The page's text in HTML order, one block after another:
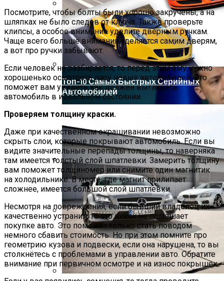
Пневмония В Китае: Число Погибших
Удвоилось
Названы Даты Встречи Зеленского И
Трампа
Зеленский Летит На Встречу С
Эрдоганом И Варфоломеем
Топ-10 Самых Быстрых Серийных
Автомобилей
Посмотрите, чтобы болты были хорошо закручены, а на
шляпках не было следов от ключа. Также проверьте
клипсы, а особое внимание уделите дверным ручкам.
Чаще всего больше внимания уделяется самим дверям,
а вот про ручки забывают.
Если человек не разбирается, то перед этим ему нужно
хорошенько осмотреть пару новых автомобилей. Это
поможет вам увидеть как должен выглядеть
автомобиль в идеальном состоянии.
Проверяем толщину краски.
Даже при качественном окрашивании невозможно
скрыть слои, которые покрывают автомобиль. Если вы
видите значительные перепады толщины, то наверняка
там имеется толстый слой шпатлевки. Замерить толщину
вам поможет толщиномер или снимите один магнитик
на холодильнике. В месте, где магнит прилипает
сложнее, имеется большой слой шпатлевки.
Несмотря на повреждения, если бывший владелец их
качественно устранил, то это никак не помешает
покупке авто. Это поможет только стать поводом
немного сбавить стоимость. Но при этом помните про
геометрию кузова и подвески, если она нарушена, то вы
столкнётесь с проблемами в управлении авто. Обратите
внимание при первичном осмотре и на износ покрышек.